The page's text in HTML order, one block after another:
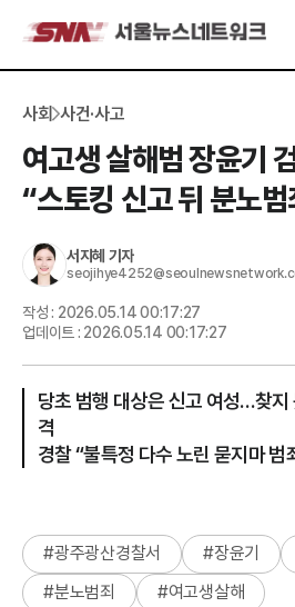
사회 사건·사고
여고생 살해범 장윤기
“스토킹 신고 뒤 분노
서지혜 기자
작성 : 2026.05.14 00:17:27
업데이트 : 2026.05.14 00:17:27
당초 범행 대상은 신고 여성…찾지
격
경찰 “불특정 다수 노린 묻지마 범
#광주광산경찰서 #장윤기
#분노범죄 #여고생살해